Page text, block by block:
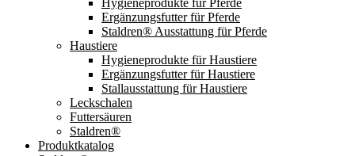
Hygieneprodukte für Pferde
Ergänzungsfutter für Pferde
Staldren® Ausstattung für Pferde
Haustiere
Hygieneprodukte für Haustiere
Ergänzungsfutter für Haustiere
Stallausstattung für Haustiere
Leckschalen
Futtersäuren
Staldren®
Produktkatalog